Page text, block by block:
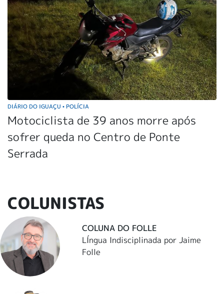
DIÁRIO DO IGUAÇU • POLÍCIA
Motociclista de 39 anos morre após
sofrer queda no Centro de Ponte
Serrada
COLUNISTAS
COLUNA DO FOLLE
LÍngua Indisciplinada por Jaime
Folle